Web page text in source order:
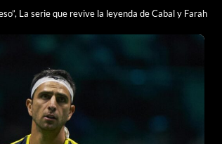
La serie que revive la leyenda de Cabal y Farah